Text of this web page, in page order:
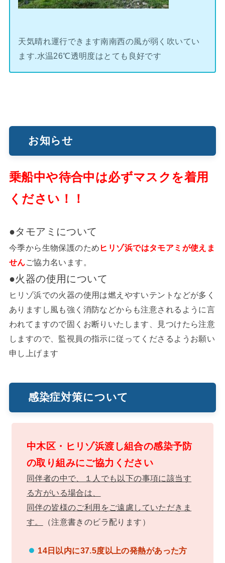
天気晴れ運行できます南南西の風が弱く吹いてい
ます.水温26℃透明度はとても良好です
お知らせ
乗船中や待合中は必ずマスクを着用
ください！！
●タモアミについて
今季から生物保護のため ヒリゾ浜ではタモアミが使えま
せんご協力名います。
●火器の使用について
ヒリゾ浜での火器の使用は燃えやすいテントなどが多く
ありますし風も強く消防などからも注意されるように言
われてますので固くお断りいたします、見つけたら注意
しますので、監視員の指示に従ってくださるようお願い
申し上げます
感染症対策について
中木区・ヒリゾ浜渡し組合の感染予防
の取り組みにご協力ください
同伴者の中で、１人でも以下の事項に該当す
る方がいる場合は、
同伴の皆様のご利用をご遠慮していただきま
す。
（注意書きのビラ配ります）
14日以内に37.5度以上の発熱があった方